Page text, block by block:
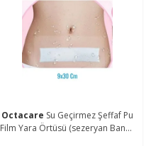
Octacare Su Geçirmez Şeffaf Pu
Film Yara Örtüsü (sezeryan Bandı)